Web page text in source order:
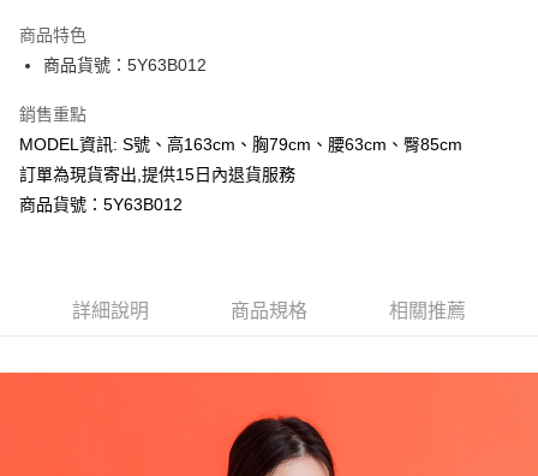
Apple Pay
Google Pay
運送方式
全家取貨付款
每筆NT$80，滿NT$699(含以上)免運費
每筆NT$80，滿NT$699(含以上)免運費
商品特色
商品貨號：5Y63B012
銷售重點
MODEL資訊: S號、高163cm、胸79cm、腰63cm、臀85cm
訂單為現貨寄出,提供15日內退貨服務
商品貨號：5Y63B012
詳細說明 商品規格 相關推薦